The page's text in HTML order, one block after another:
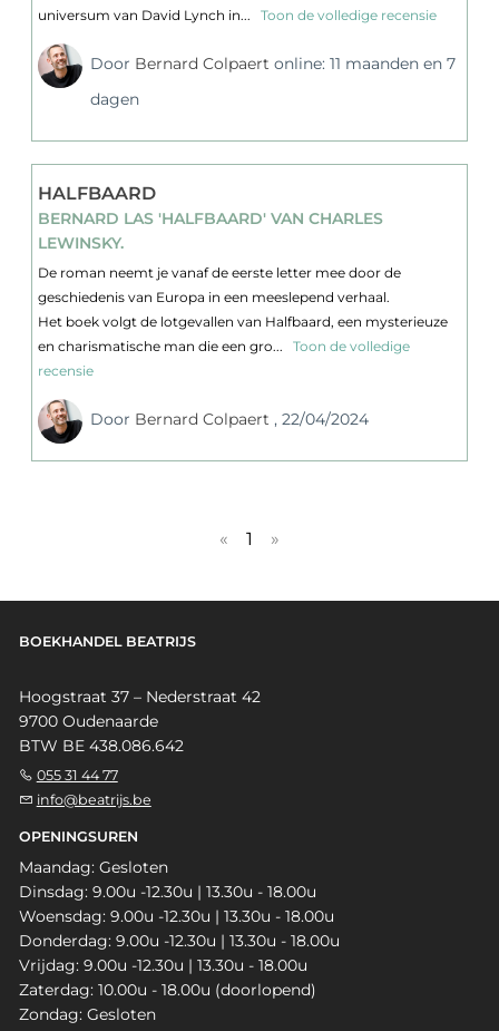
universum van David Lynch in...
Toon de volledige recensie
Door Bernard Colpaertonline: 11 maanden en 7
dagen
HALFBAARD
BERNARD LAS 'HALFBAARD' VAN CHARLES
LEWINSKY.
De roman neemt je vanaf de eerste letter mee door de
geschiedenis van Europa in een meeslepend verhaal.
Het boek volgt de lotgevallen van Halfbaard, een mysterieuze
en charismatische man die een gro...
Toon de volledige
recensie
Door Bernard Colpaert, 22/04/2024
« 1 »
BOEKHANDEL BEATRIJS
Hoogstraat 37 – Nederstraat 42
9700 Oudenaarde
BTW BE 438.086.642
055 31 44 77
info@beatrijs.be
OPENINGSUREN
Maandag: Gesloten
Dinsdag: 9.00u -12.30u | 13.30u - 18.00u
Woensdag: 9.00u -12.30u | 13.30u - 18.00u
Donderdag: 9.00u -12.30u | 13.30u - 18.00u
Vrijdag: 9.00u -12.30u | 13.30u - 18.00u
Zaterdag: 10.00u - 18.00u (doorlopend)
Zondag: Gesloten